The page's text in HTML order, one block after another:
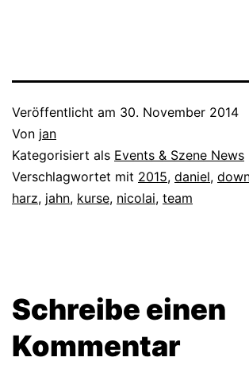
Veröffentlicht am 30. November 2014
Von jan
Kategorisiert als Events & Szene News
Verschlagwortet mit 2015, daniel,
harz, jahn, kurse, nicolai, team
Schreibe einen
Kommentar